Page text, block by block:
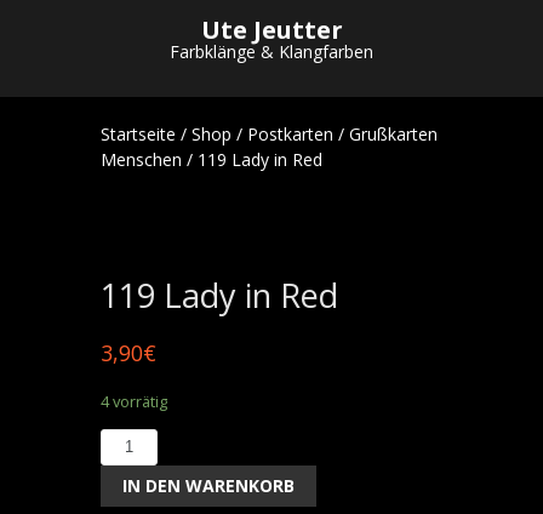
Ute Jeutter
Farbklänge & Klangfarben
Startseite / Shop / Postkarten / Grußkarten
Menschen / 119 Lady in Red
119 Lady in Red
3,90€
4 vorrätig
119
Lady
in
IN DEN WARENKORB